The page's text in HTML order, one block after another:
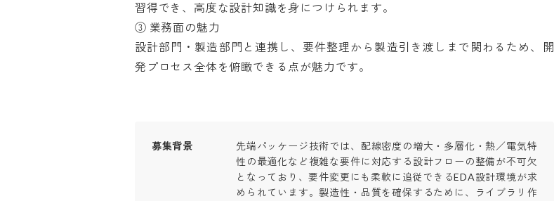
習得でき、高度な設計知識を身につけられます。
③ 業務面の魅力
設計部門・製造部門と連携し、要件整理から製造引き渡しまで関わるため、開
発プロセス全体を俯瞰できる点が魅力です。
募集背景
先端パッケージ技術では、配線密度の増大・多層化・熱／電気特
性の最適化など複雑な要件に対応する設計フローの整備が不可欠
となっており、要件変更にも柔軟に追従できるEDA設計環境が求
められています。製造性・品質を確保するために、ライブラリ作